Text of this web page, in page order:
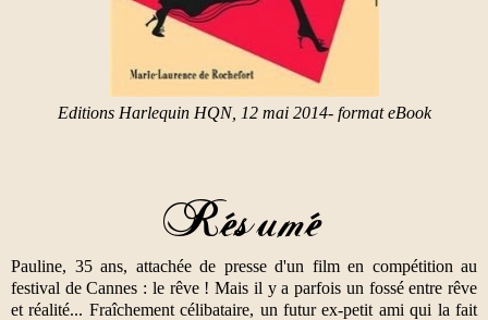
Editions Harlequin HQN, 12 mai 2014- format eBook
Pauline, 35 ans, attachée de presse d'un film en compétition au
festival de Cannes : le rêve ! Mais il y a parfois un fossé entre rêve
et réalité... Fraîchement célibataire, un futur ex-petit ami qui la fait